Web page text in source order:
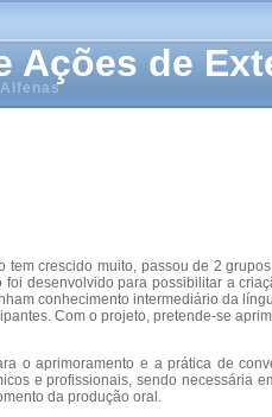
Ações de
tem crescido muito, passou de 2
foi desenvolvido para possibilitar a
conhecimento intermediário da
Com o projeto, pretende-se
o aprimoramento e a prática de
e profissionais, sendo necessária
da produção oral.